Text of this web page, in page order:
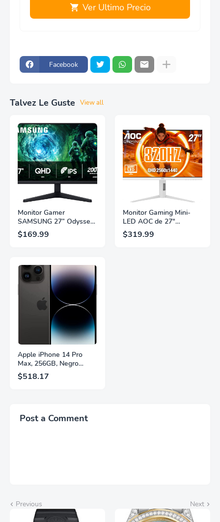
Ver Ultimo Precio
Facebook
Talvez Le Guste View all
Monitor Gamer
SAMSUNG 27” Odyssey
G5 G53F con Resolución
QHD, HDR10,
Panel IPS, AMD
FreeSync™ Premium,
Ecualizador Negro,
Cambio Automático de
Fuente,
LS27FG532ENXZA
$169.99
Monitor Gaming Mini-
LED AOC de 27"
Pulgadas, QHD
2560×1440, 320Hz, 1ms
$319.99
Apple iPhone 14 Pro
Max, 256GB, Negro
Espacial - Desbloqueado
(Renovado)
$518.17
Post a Comment
Previous Next